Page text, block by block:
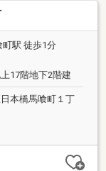
駅 徒歩1分
17階地下2階建
本橋馬喰町１丁